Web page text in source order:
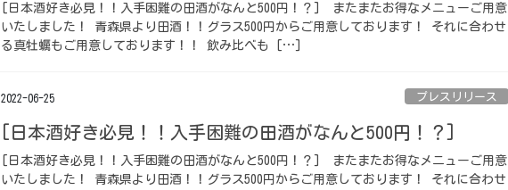
[日本酒好き必見！！入手困難の田酒がなんと500円！？] ⁡ またまたお得なメニューご用意
いたしました！ 青森県より田酒！！グラス500円からご用意しております！ それに合わせ
る真牡蠣もご用意しております！！ 飲み比べも […]
2022-06-25 プレスリリース
[日本酒好き必見！！入手困難の田酒がなんと500円！？] ⁡
[日本酒好き必見！！入手困難の田酒がなんと500円！？] ⁡ またまたお得なメニューご用意
いたしました！ 青森県より田酒！！グラス500円からご用意しております！ それに合わせ